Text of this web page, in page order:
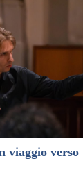
viaggio verso